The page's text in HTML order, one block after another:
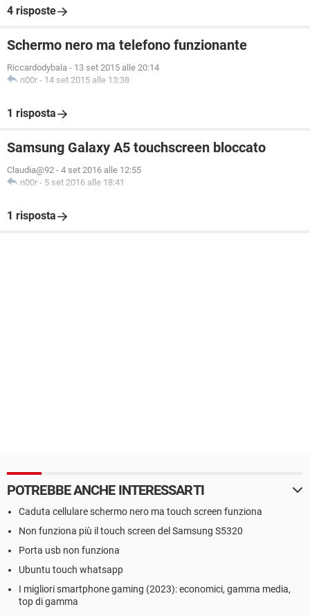
4 risposte
Schermo nero ma telefono funzionante
Riccardodybala - 13 set 2015 alle 20:14
n00r - 14 set 2015 alle 13:38
1 risposta
Samsung Galaxy A5 touchscreen bloccato
Claudia@92 - 4 set 2016 alle 12:55
n00r - 5 set 2016 alle 18:41
1 risposta
POTREBBE ANCHE INTERESSARTI
Caduta cellulare schermo nero ma touch screen funziona
Non funziona più il touch screen del Samsung S5320
Porta usb non funziona
Ubuntu touch whatsapp
I migliori smartphone gaming (2023): economici, gamma media,
top di gamma